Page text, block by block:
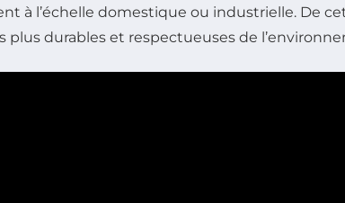
à l’échelle domestique ou industrielle. De
durables et respectueuses de